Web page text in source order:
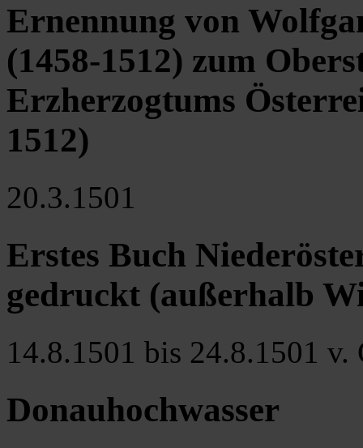
Ernennung von
(1458-1512) zum
Erzherzogtums
1512)
20.3.1501
Erstes Buch
gedruckt (außerhalb
14.8.1501 bis 24.8.1501 v.
Donauhochwasser